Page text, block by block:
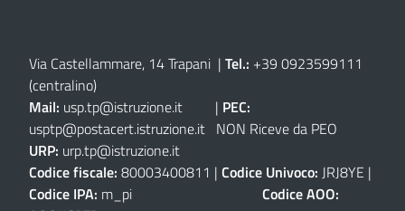
Via Castellammare, 14 Trapani | Tel.: +39 0923599111
(centralino)
Mail: usp.tp@istruzione.it | PEC:
usptp@postacert.istruzione.it NON Riceve da PEO
URP: urp.tp@istruzione.it
Codice fiscale: 80003400811 | Codice Univoco: JRJ8YE |
Codice IPA: m_pi Codice AOO: